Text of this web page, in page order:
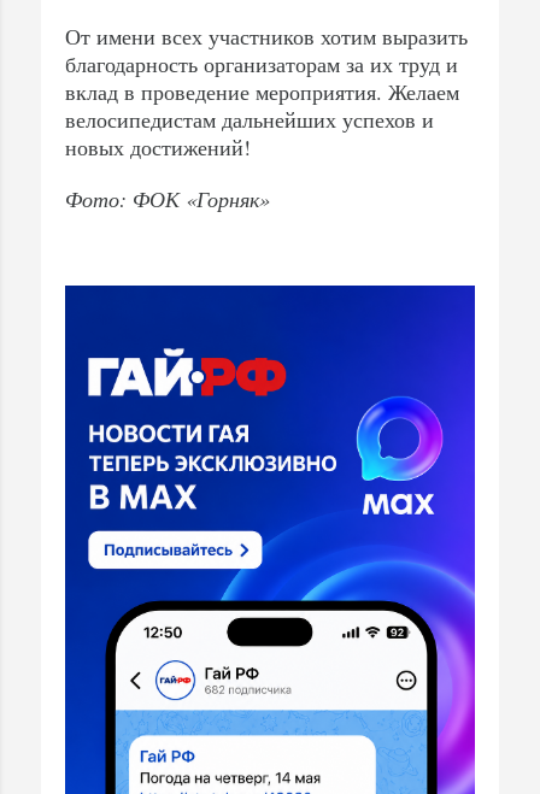
От имени всех участников хотим выразить
благодарность организаторам за их труд и
вклад в проведение мероприятия. Желаем
велосипедистам дальнейших успехов и
новых достижений!
Фото: ФОК «Горняк»